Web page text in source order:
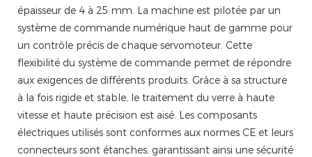
épaisseur de 4 à 25 mm. La machine est pilotée par un
système de commande numérique haut de gamme pour
un contrôle précis de chaque servomoteur. Cette
flexibilité du système de commande permet de répondre
aux exigences de différents produits. Grâce à sa structure
à la fois rigide et stable, le traitement du verre à haute
vitesse et haute précision est aisé. Les composants
électriques utilisés sont conformes aux normes CE et leurs
connecteurs sont étanches, garantissant ainsi une sécurité